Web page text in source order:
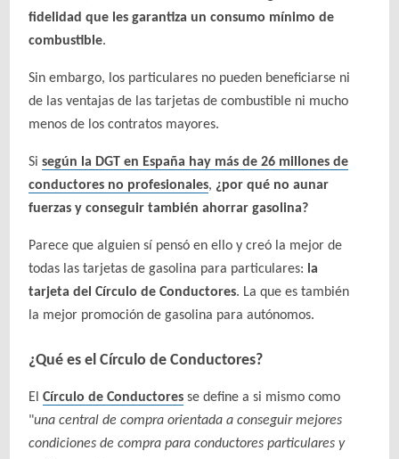
fidelidad que les garantiza un consumo mínimo de
combustible.
Sin embargo, los particulares no pueden beneficiarse ni
de las ventajas de las tarjetas de combustible ni mucho
menos de los contratos mayores.
Sisegún la DGT en España hay más de 26 millones de
conductores no profesionales, ¿por qué no aunar
fuerzas y conseguir también ahorrar gasolina?
Parece que alguien sí pensó en ello y creó la mejor de
todas las tarjetas de gasolina para particulares: la
tarjeta del Círculo de Conductores. La que es también
la mejor promoción de gasolina para autónomos.
¿Qué es el Círculo de Conductores?
ElCírculo de Conductores se define a si mismo como
"una central de compra orientada a conseguir mejores
condiciones de compra para conductores particulares y